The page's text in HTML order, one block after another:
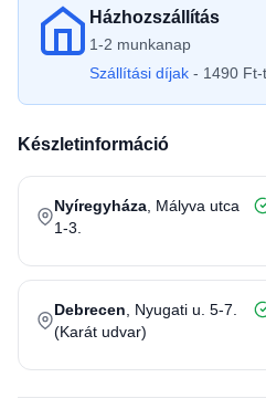
Házhozszállítás
1-2 munkanap
Szállítási díjak - 1490 Ft-
Készletinformáció
Nyíregyháza , Mályva utca
1-3.
Debrecen , Nyugati u. 5-7.
(Karát udvar)